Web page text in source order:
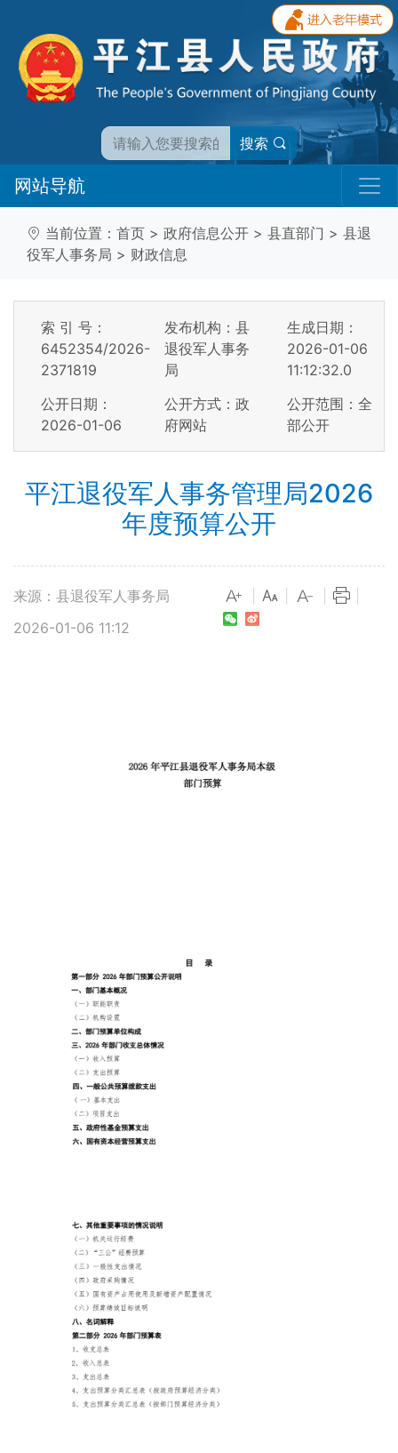
搜索
网站导航
当前位置： 首页 > 政府信息公开 > 县直部门 > 县退
役军人事务局 > 财政信息
索 引 号：
6452354/2026-
2371819
发布机构：县
退役军人事务
局
生成日期：
2026-01-06
11:12:32.0
公开日期：
2026-01-06
公开方式：政
府网站
公开范围：全
部公开
平江退役军人事务管理局2026
年度预算公开
来源：县退役军人事务局
2026-01-06 11:12